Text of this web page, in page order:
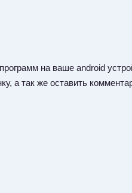
на ваше android
а так же оставить